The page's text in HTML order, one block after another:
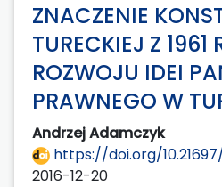
ZNACZENIE
TURECKIEJ Z 1961
ROZWOJU IDEI
PRAWNEGO W
Andrzej Adamczyk
https://doi.org/10.21697/
2016-12-20